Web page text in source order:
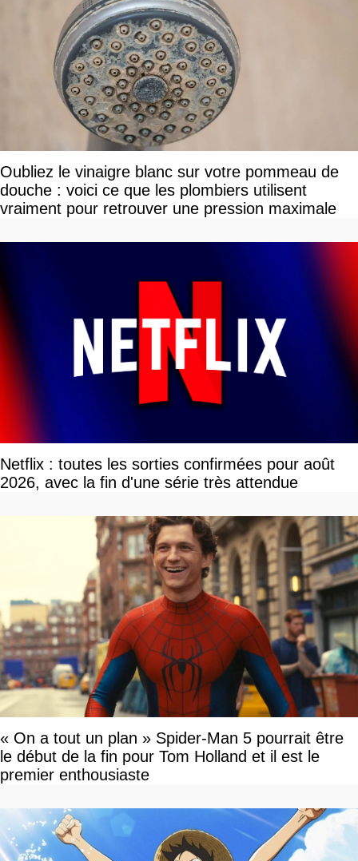
Oubliez le vinaigre blanc sur votre pommeau de
douche : voici ce que les plombiers utilisent
vraiment pour retrouver une pression maximale
Netflix : toutes les sorties confirmées pour août
2026, avec la fin d'une série très attendue
« On a tout un plan » Spider-Man 5 pourrait être
le début de la fin pour Tom Holland et il est le
premier enthousiaste